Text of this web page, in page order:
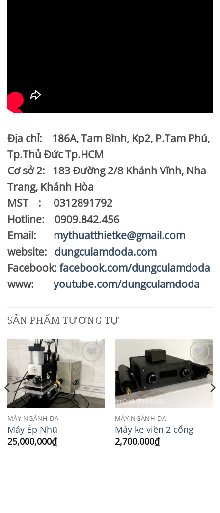
Địa chỉ: 186A, Tam Bình, Kp2, P.Tam Phú,
Tp.Thủ Đức Tp.HCM
Cơ sở 2: 183 Đường 2/8 Khánh Vĩnh, Nha
Trang, Khánh Hòa
MST : 0312891792
Hotline: 0909.842.456
Email: mythuatthietke@gmail.com
website: dungculamdoda.com
Facebook: facebook.com/dungculamdoda
www: youtube.com/dungculamdoda
SẢN PHẨM TƯƠNG TỰ
Add to
Wishlist
MÁY NGÀNH DA
Máy Ép Nhũ
25,000,000₫
Add to
Wishlist
MÁY NGÀNH DA
Máy ke viền 2 cổng
2,700,000₫